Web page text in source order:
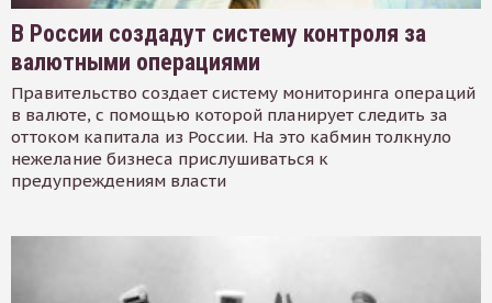
В России создадут систему контроля за
валютными операциями
Правительство создает систему мониторинга операций
в валюте, с помощью которой планирует следить за
оттоком капитала из России. На это кабмин толкнуло
нежелание бизнеса прислушиваться к
предупреждениям власти